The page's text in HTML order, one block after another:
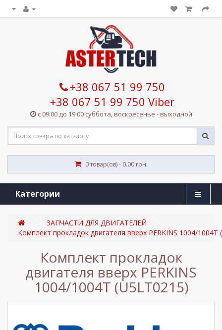
+38 067 51 99 750
+38 067 51 99 750 Viber
с 09:00 до 19:00 суббота, воскресенье - выходной
0 товар(ов) - 0.00 грн.
Категории
ЗАПЧАСТИ ДЛЯ ДВИГАТЕЛЕЙ
Комплект прокладок двигателя вверх PERKINS 1004/1004T
Комплект прокладок
двигателя вверх PERKINS
1004/1004T (U5LT0215)